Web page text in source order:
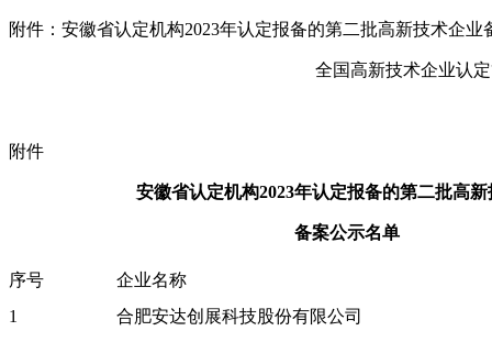
附件：安徽省认定机构2023年认定报备的第二批高新技术企业
全国高新技术企业认
附件
安徽省认定机构2023年认定报备的第二批高
备案公示名单
序号
企业名称
1
合肥安达创展科技股份有限公司